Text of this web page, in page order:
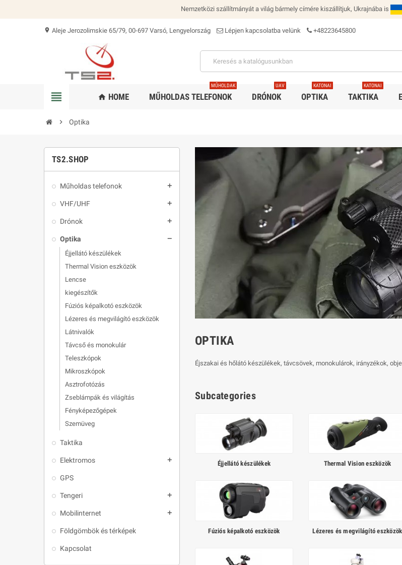
Nemzetközi szállítmányát a világ bármely címére kiszállítjuk, Ukrajnába is
location_on Aleje Jerozolimskie 65/79, 00-697 Varsó, Lengyelország Lépjen kapcsolatba velünk +48223645800
view_headline home HOME MŰHOLDAS TELEFONOK
MŰHOLDAK
DRÓNOK
UAV
OPTIKA
KATONAI
TAKTIKA
KATONAI
chevron_right Optika
TS2.SHOP
Műholdas telefonok add
VHF/UHF add
Drónok add
Optika remove
Éjjellátó készülékek
Thermal Vision eszközök
Lencse
kiegészítők
Fúziós képalkotó eszközök
Lézeres és megvilágító eszközök
Látnivalók
Távcső és monokulár
Teleszkópok
Mikroszkópok
Asztrofotózás
Zseblámpák és világítás
Fényképezőgépek
Szemüveg
Taktika
Elektromos add
GPS
Tengeri add
Mobilinternet add
Földgömbök és térképek
Kapcsolat
OPTIKA
Éjszakai és hőlátó készülékek, távcsövek, monokulárok, irányzékok,
Subcategories
Éjjellátó készülékek Thermal Vision eszközök
Fúziós képalkotó eszközök Lézeres és megvilágító eszközök